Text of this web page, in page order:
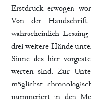
Erstdruck erwogen
Von der
wahrscheinlich
drei weitere Hände
Sinne des hier
werten sind. Zur
möglichst
nummeriert in den